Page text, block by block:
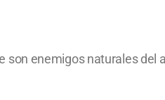
son enemigos naturales del